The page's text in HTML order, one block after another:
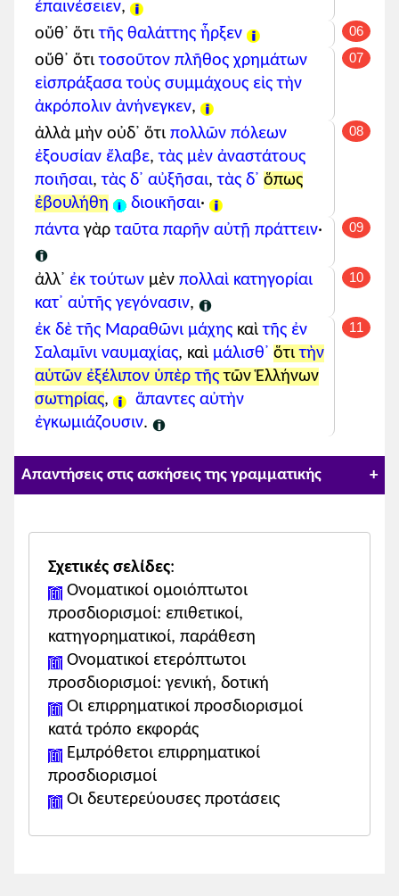
παρῆναὐτῇ
πράττειν·
ἀλλ᾽ ἐκ τούτωνμὲν
στ-κύρια
πολλαὶ
κατηγορίαι
γεγόνασιν,
ἐκ δὲ τῆς Μαραθῶνι
μάχης
ζ-κύρια
καὶτῆς ἐν Σαλαμῖνι
ναυμαχίας,
ὅτι τὴν αὑτῶν
ἐξέλιπον (οὗτοι)
αιτιολογική
ὑπὲρ τῆς τῶν
Ἑλλήνωνσωτηρίας,
ἅπαντες αὐτὴν
ἐγκωμιάζουσιν.
Υπόμνημα:υποκείμενο
Κλείσε
ἐπαινέσειεν,
06
οὔθ᾽ ὅτιτῆς θαλάττης ἦρξεν
07
οὔθ᾽ ὅτιτοσοῦτον πλῆθος χρημάτων
εἰσπράξασα τοὺς συμμάχους εἰς τὴν
ἀκρόπολιν ἀνήνεγκεν,
08
ἀλλὰ μὴν οὐδ᾽ ὅτι πολλῶν πόλεων
ἐξουσίαν ἔλαβε,τὰς μὲν ἀναστάτους
ποιῆσαι,τὰς δ᾽ αὐξῆσαι,τὰς δ᾽ ὅπως
ἐβουλήθη
διοικῆσαι·
09
πάνταγὰρταῦτα παρῆν αὐτῇ πράττειν·
10
ἀλλ᾽ ἐκ τούτων μὲν πολλαὶ κατηγορίαι
κατ᾽ αὐτῆς γεγόνασιν,
11
ἐκ δὲ τῆς Μαραθῶνι μάχης καὶτῆς ἐν
Σαλαμῖνι ναυμαχίας, καὶ μάλισθ᾽ ὅτιτὴν
αὑτῶν ἐξέλιπον ὑπὲρ τῆς τῶν Ἑλλήνων
σωτηρίας, ἅπαντες αὐτὴν
ἐγκωμιάζουσιν.
Απαντήσεις στις ασκήσεις της γραμματικής
γραφούν τα παραθετικά στον ίδιο τύπο.
θετικός: ἀγαθούς
συγκριτικός: ἀμείνονας - ἀμείνους,
βελτίονας - βελτίους, κάρρονας -
κάρρους, κρείττονας - κρείττους,
λῴονας - λῴους
υπερθετικός: ἀρίστους, βελτίστους,
κρατίστους, λῴστους
2. κατασχόντας, κατέλιπον, ἔλαβε,
αὐξῆσαι. Να γραφεί η προστακτική των
Σχετικές σελίδες:
Ονοματικοί ομοιόπτωτοι
προσδιορισμοί: επιθετικοί,
κατηγορηματικοί, παράθεση
Ονοματικοί ετερόπτωτοι
προσδιορισμοί: γενική, δοτική
Οι επιρρηματικοί προσδιορισμοί
κατά τρόπο εκφοράς
Εμπρόθετοι επιρρηματικοί
προσδιορισμοί
Οι δευτερεύουσες προτάσεις